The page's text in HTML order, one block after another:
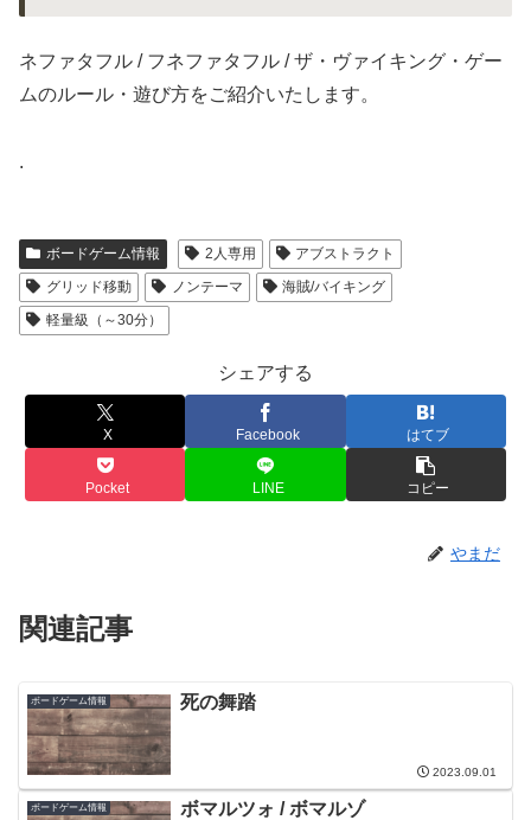
ネファタフル / フネファタフル / ザ・ヴァイキング・ゲー
ムのルール・遊び方をご紹介いたします。
.
ボードゲーム情報 2人専用
アブストラクト
グリッド移動
ノンテーマ
海賊/バイキング
軽量級（～30分）
シェアする
X Facebook はてブ
Pocket LINE コピー
やまだ
関連記事
ボードゲーム情報 死の舞踏
2023.09.01
ボードゲーム情報 ボマルツォ / ボマルゾ